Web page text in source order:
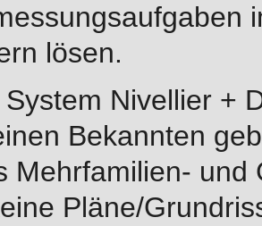
lösen.
System Nivellier +
Bekannten
Mehrfamilien- und
Pläne/